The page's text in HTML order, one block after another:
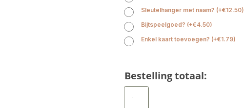
Sleutelhanger met naam? (+€12.50)
Bijtspeelgoed? (+€4.50)
Enkel kaart toevoegen? (+€1.79)
Bestelling totaal:
Babyslab
panter